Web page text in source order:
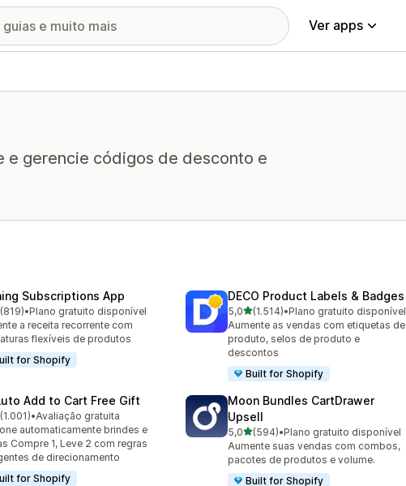
Ver apps
e gerencie códigos de desconto e
Subscriptions App
5 estrelas
(819) ao todo
•Plano gratuito disponível
a receita recorrente com
flexíveis de produtos
for Shopify
DECO Product Labels & Badges
5,0de 5 estrelas
(1.514)
1514 avaliações ao todo
•Plano gratuito disponível
Aumente as vendas com etiquetas de
produto, selos de produto e
descontos
Built for Shopify
Add to Cart Free Gift
5 estrelas
(1.001) ao todo
•Avaliação gratuita
automaticamente brindes e
Compre 1, Leve 2 com regras
de direcionamento
for Shopify
Moon Bundles CartDrawer
Upsell
5,0de 5 estrelas
(594)
594 avaliações ao todo
•Plano gratuito disponível
Aumente suas vendas com combos,
pacotes de produtos e volume.
Built for Shopify